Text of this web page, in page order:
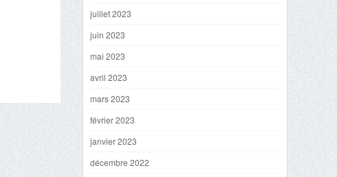
juillet 2023
juin 2023
mai 2023
avril 2023
mars 2023
février 2023
janvier 2023
décembre 2022